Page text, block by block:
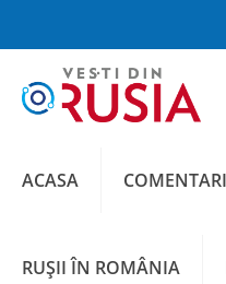
ACASA
RUȘII ÎN ROMÂNIA